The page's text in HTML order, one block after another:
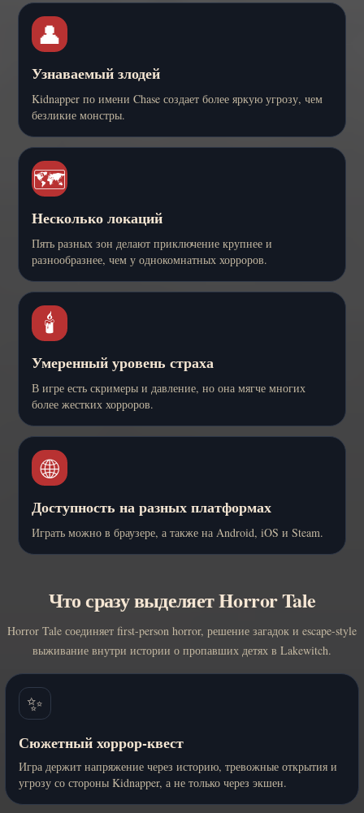
👤
Узнаваемый злодей
Kidnapper по имени Chase создает более яркую угрозу, чем
безликие монстры.
🗺️
Несколько локаций
Пять разных зон делают приключение крупнее и
разнообразнее, чем у однокомнатных хорроров.
🕯️
Умеренный уровень страха
В игре есть скримеры и давление, но она мягче многих
более жестких хорроров.
🌐
Доступность на разных платформах
Играть можно в браузере, а также на Android, iOS и Steam.
Что сразу выделяет Horror Tale
Horror Tale соединяет first-person horror, решение загадок и escape-style
выживание внутри истории о пропавших детях в Lakewitch.
✨
Сюжетный хоррор-квест
Игра держит напряжение через историю, тревожные открытия и
угрозу со стороны Kidnapper, а не только через экшен.